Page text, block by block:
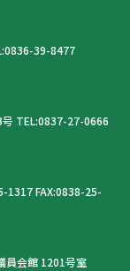
39-8477
TEL:0837-27-0666
1317 FAX:0838-25-
員会館 1201号室